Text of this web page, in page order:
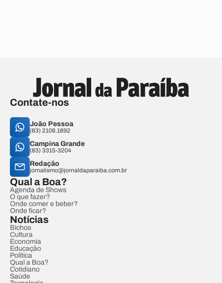
Contate-nos
João Pessoa
(83) 2106.1892
Campina Grande
(83) 3315-3204
Redação
jornalismo@jornaldaparaiba.com.br
Qual a Boa?
Agenda de Shows
O que fazer?
Onde comer e beber?
Onde ficar?
Notícias
Bichos
Cultura
Economia
Educação
Política
Qual a Boa?
Cotidiano
Saúde